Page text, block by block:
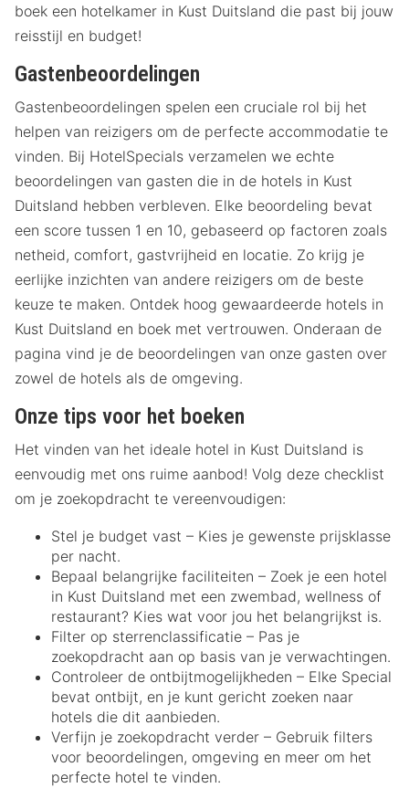
boek een hotelkamer in Kust Duitsland die past bij jouw
reisstijl en budget!
Gastenbeoordelingen
Gastenbeoordelingen spelen een cruciale rol bij het
helpen van reizigers om de perfecte accommodatie te
vinden. Bij HotelSpecials verzamelen we echte
beoordelingen van gasten die in de hotels in Kust
Duitsland hebben verbleven. Elke beoordeling bevat
een score tussen 1 en 10, gebaseerd op factoren zoals
netheid, comfort, gastvrijheid en locatie. Zo krijg je
eerlijke inzichten van andere reizigers om de beste
keuze te maken. Ontdek hoog gewaardeerde hotels in
Kust Duitsland en boek met vertrouwen. Onderaan de
pagina vind je de beoordelingen van onze gasten over
zowel de hotels als de omgeving.
Onze tips voor het boeken
Het vinden van het ideale hotel in Kust Duitsland is
eenvoudig met ons ruime aanbod! Volg deze checklist
om je zoekopdracht te vereenvoudigen:
Stel je budget vast – Kies je gewenste prijsklasse
per nacht.
Bepaal belangrijke faciliteiten – Zoek je een hotel
in Kust Duitsland met een zwembad, wellness of
restaurant? Kies wat voor jou het belangrijkst is.
Filter op sterrenclassificatie – Pas je
zoekopdracht aan op basis van je verwachtingen.
Controleer de ontbijtmogelijkheden – Elke Special
bevat ontbijt, en je kunt gericht zoeken naar
hotels die dit aanbieden.
Verfijn je zoekopdracht verder – Gebruik filters
voor beoordelingen, omgeving en meer om het
perfecte hotel te vinden.